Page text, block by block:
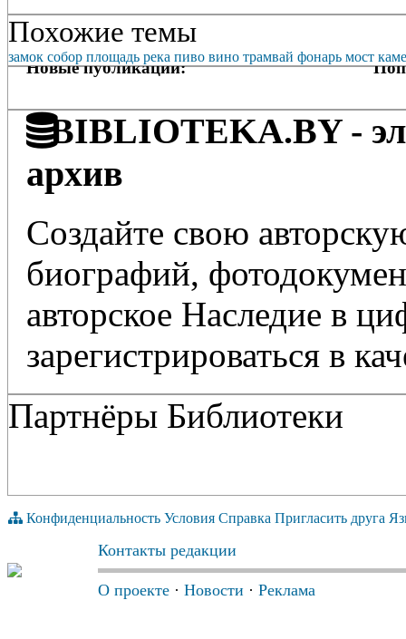
Похожие темы
замок собор площадь река пиво вино трамвай фонарь мост
Новые публикации:
BIBLIOTEKA.BY -
архив
Создайте свою
биографий,
авторское Наследие в
зарегистрироваться в
Партнёры Библиотеки
Конфиденциальность Условия Справка Пригласить друга
Контакты редакции
О проекте · Новости · Реклама